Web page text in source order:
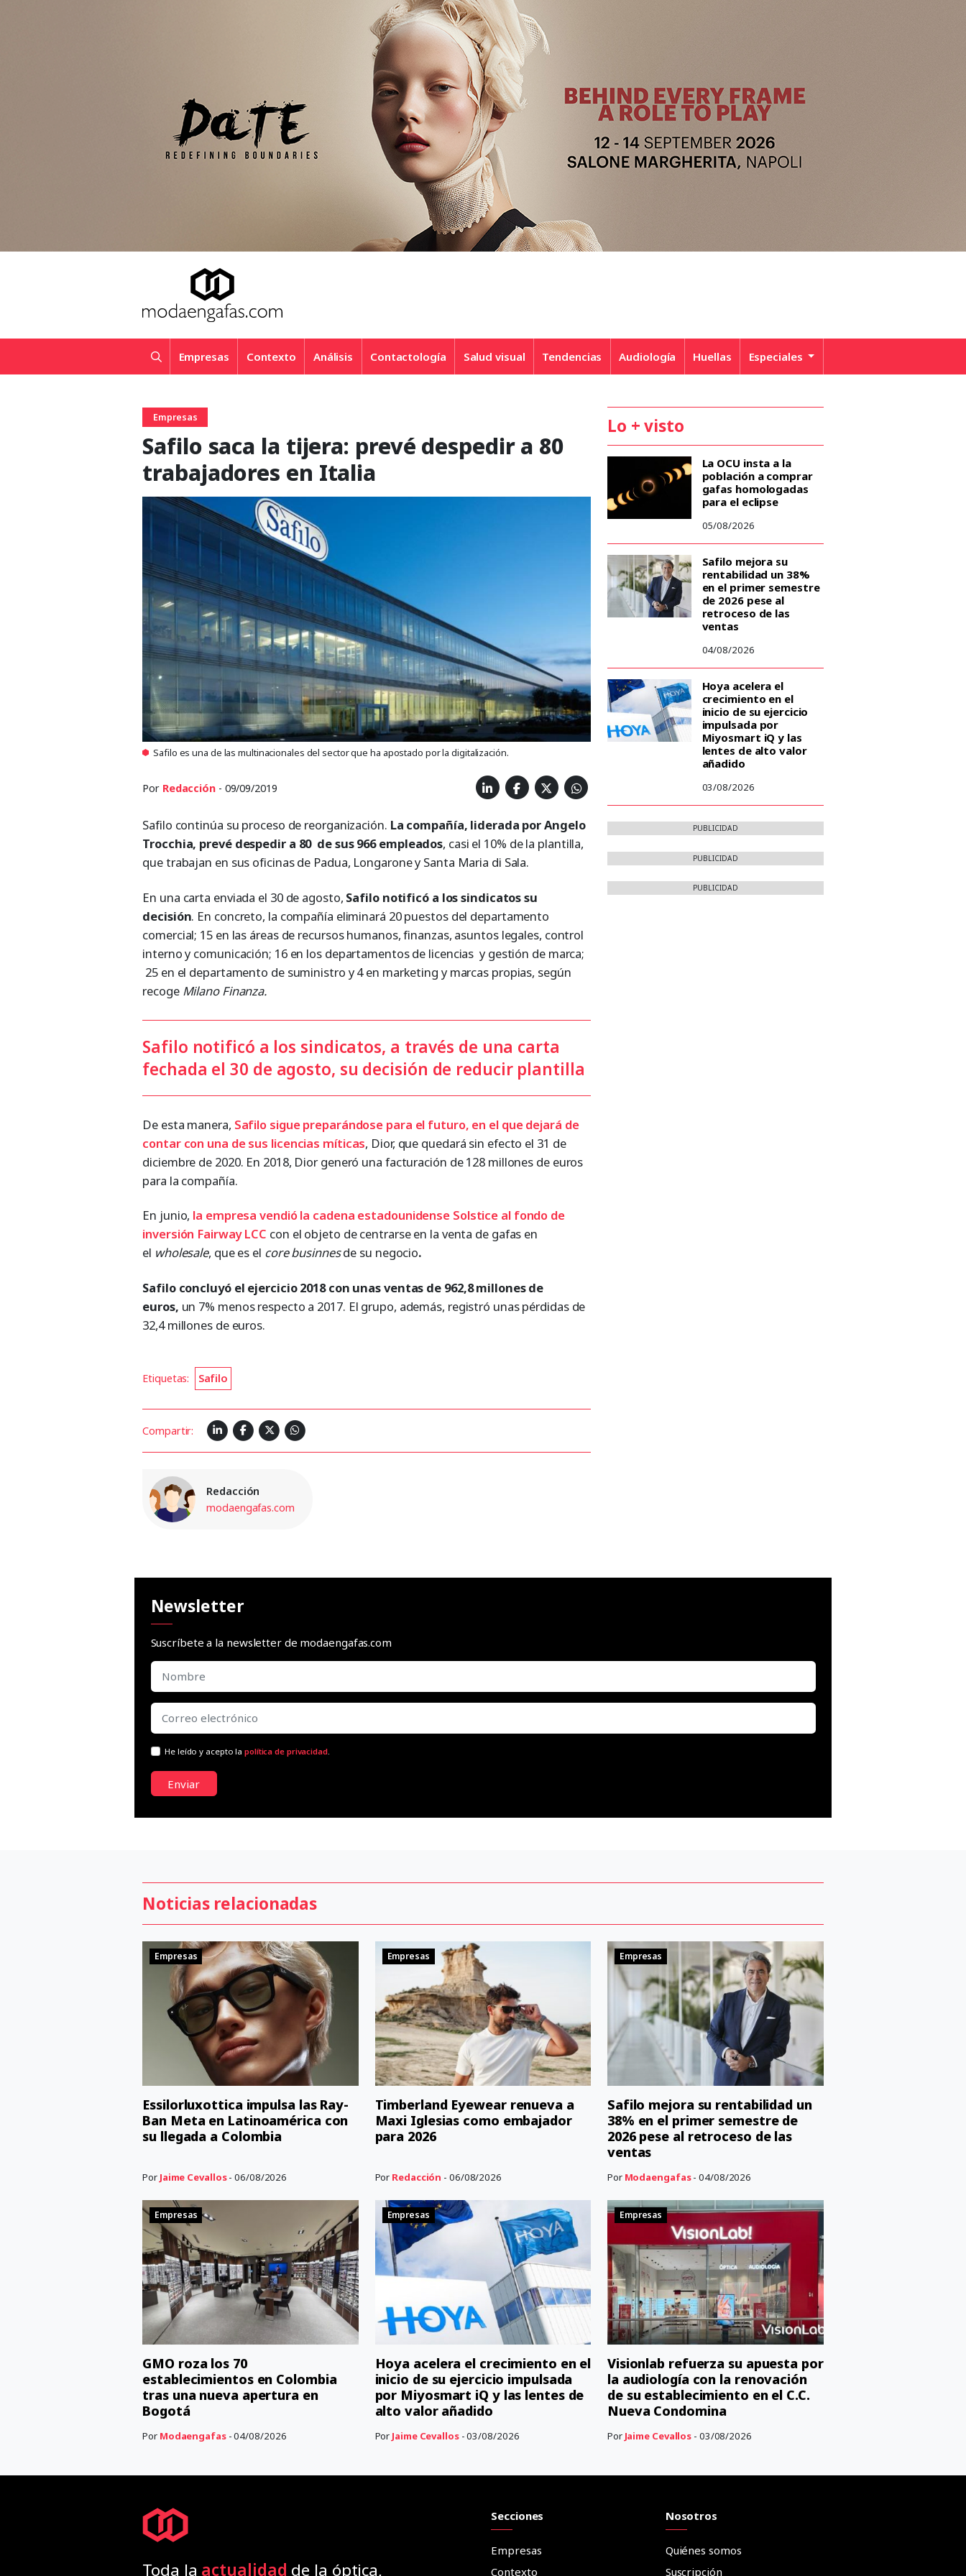
Empresas Contexto Análisis Contactología Salud visual Tendencias Audiología Huellas Especiales
Empresas
Safilo saca la tijera: prevé despedir a 80
trabajadores en Italia
Safilo es una de las multinacionales del sector que ha apostado por la digitalización.
Por Redacción- 09/09/2019
Safilo continúa su proceso de reorganización. La compañía, liderada por Angelo
Trocchia, prevé despedir a 80 de sus 966 empleados, casi el 10% de la plantilla,
que trabajan en sus oficinas de Padua, Longarone y Santa Maria di Sala.
En una carta enviada el 30 de agosto, Safilo notificó a los sindicatos su
decisión. En concreto, la compañía eliminará 20 puestos del departamento
comercial; 15 en las áreas de recursos humanos, finanzas, asuntos legales, control
interno y comunicación; 16 en los departamentos de licencias y gestión de marca;
25 en el departamento de suministro y 4 en marketing y marcas propias, según
recoge Milano Finanza.
Safilo notificó a los sindicatos, a través de una carta
fechada el 30 de agosto, su decisión de reducir plantilla
De esta manera, Safilo sigue preparándose para el futuro, en el que dejará de
contar con una de sus licencias míticas, Dior, que quedará sin efecto el 31 de
diciembre de 2020. En 2018, Dior generó una facturación de 128 millones de euros
para la compañía.
En junio, la empresa vendió la cadena estadounidense Solstice al fondo de
inversión Fairway LCC con el objeto de centrarse en la venta de gafas en
el wholesale, que es el core businnesde su negocio.
Safilo concluyó el ejercicio 2018 con unas ventas de 962,8 millones de
euros, un 7% menos respecto a 2017. El grupo, además, registró unas pérdidas de
32,4 millones de euros.
Etiquetas: Safilo
Compartir:
Redacción
modaengafas.com
Lo + visto
La OCU insta a la
población a comprar
gafas homologadas
para el eclipse
05/08/2026
Safilo mejora su
rentabilidad un 38%
en el primer semestre
de 2026 pese al
retroceso de las
ventas
04/08/2026
Hoya acelera el
crecimiento en el
inicio de su ejercicio
impulsada por
Miyosmart iQ y las
lentes de alto valor
añadido
03/08/2026
PUBLICIDAD
PUBLICIDAD
PUBLICIDAD
Newsletter
Suscríbete a la newsletter de modaengafas.com
He leído y acepto lapolítica de privacidad.
Enviar
Noticias relacionadas
Empresas
Essilorluxottica impulsa las Ray-
Ban Meta en Latinoamérica con
su llegada a Colombia
Por Jaime Cevallos- 06/08/2026
Empresas
Timberland Eyewear renueva a
Maxi Iglesias como embajador
para 2026
Por Redacción - 06/08/2026
Empresas
Safilo mejora su rentabilidad un
38% en el primer semestre de
2026 pese al retroceso de las
ventas
Por Modaengafas- 04/08/2026
Empresas
GMO roza los 70
establecimientos en Colombia
tras una nueva apertura en
Bogotá
Por Modaengafas- 04/08/2026
Empresas
Hoya acelera el crecimiento en el
inicio de su ejercicio impulsada
por Miyosmart iQ y las lentes de
alto valor añadido
Por Jaime Cevallos- 03/08/2026
Empresas
Visionlab refuerza su apuesta por
la audiología con la renovación
de su establecimiento en el C.C.
Nueva Condomina
Por Jaime Cevallos - 03/08/2026
Toda la actualidad de la óptica,
Secciones
Empresas
Contexto
Nosotros
Quiénes somos
Suscripción